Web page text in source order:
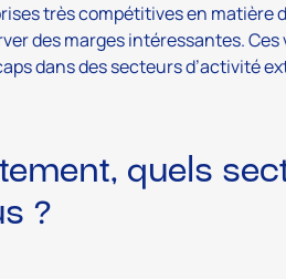
très compétitives en matière
des marges intéressantes.
dans des secteurs d’activité
quels
?